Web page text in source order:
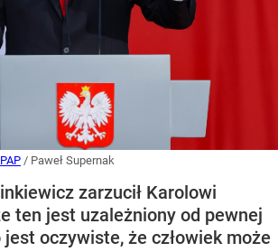
PAP / Paweł Supernak
zarzucił Karolowi
ten jest uzależniony od pewnej
oczywiste, że człowiek może